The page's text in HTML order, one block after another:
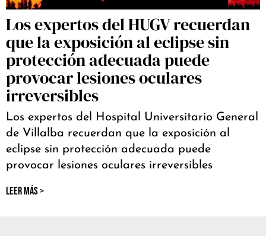
Los expertos del HUGV recuerdan
que la exposición al eclipse sin
protección adecuada puede
provocar lesiones oculares
irreversibles
Los expertos del Hospital Universitario General
de Villalba recuerdan que la exposición al
eclipse sin protección adecuada puede
provocar lesiones oculares irreversibles
LEER MÁS >